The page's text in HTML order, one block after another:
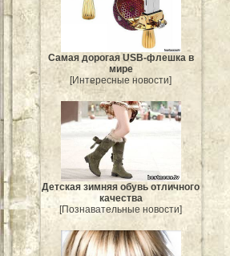
Самая дорогая USB-флешка в
мире
[Интересные новости]
Детская зимняя обувь отличного
качества
[Познавательные новости]